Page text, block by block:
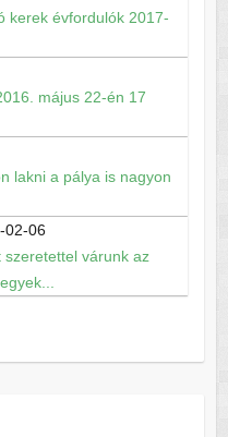
kerek évfordulók 2017-
május 22-én 17
lakni a pálya is nagyon
02-06
szeretettel várunk az